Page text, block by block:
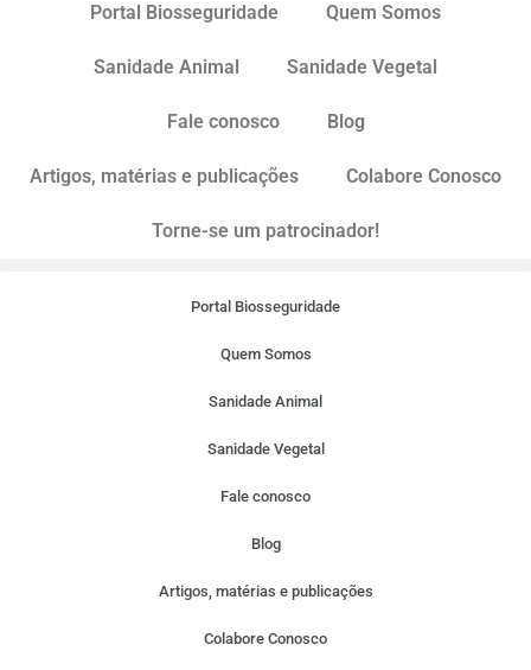
Portal Biosseguridade Quem Somos
Sanidade Animal Sanidade Vegetal
Fale conosco Blog
Artigos, matérias e publicações Colabore Conosco
Torne-se um patrocinador!
Portal Biosseguridade
Quem Somos
Sanidade Animal
Sanidade Vegetal
Fale conosco
Blog
Artigos, matérias e publicações
Colabore Conosco